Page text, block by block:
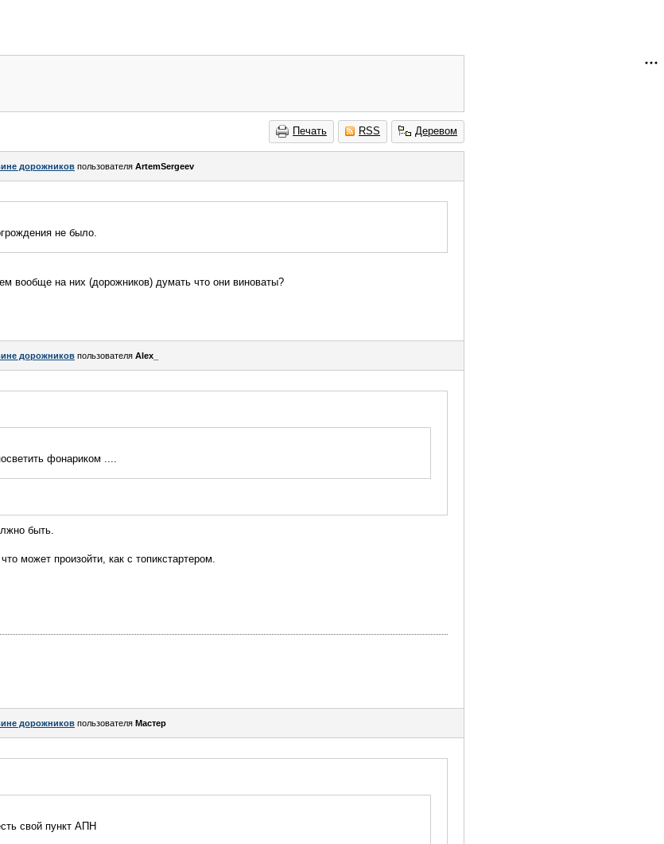
Печать RSS Деревом
дорожников пользователя ArtemSergeev
не было.
вообще на них (дорожников) думать что они виноваты?
дорожников пользователя Alex_
фонариком ....
быть.
может произойти, как с топикстартером.
дорожников пользователя Мастер
свой пункт АПН